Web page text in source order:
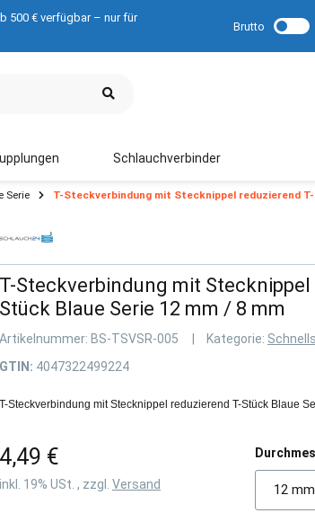
500 € verfügbar – nur für
Brutto
Schlauchverbinder
Serie T-Steckverbindung mit Stecknippel reduzierend
T-Steckverbindung mit Stecknippel
Stück Blaue Serie 12 mm / 8 mm
Artikelnummer: BS-TSVSR-005 Kategorie:
GTIN: 4047322499224
T-Steckverbindung mit Stecknippel reduzierend T-Stück Blaue
4,49 €
inkl. 19% USt. , zzgl. Versand 12